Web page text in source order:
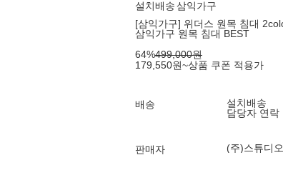
설치배송삼익가구
[삼익가구] 위더스 원목 침대
삼익가구 원목 침대 BEST
64%499,000원
179,550원~상품 쿠폰 적용가
배송
설치배송
담당자 연락
판매자 (주)스튜디